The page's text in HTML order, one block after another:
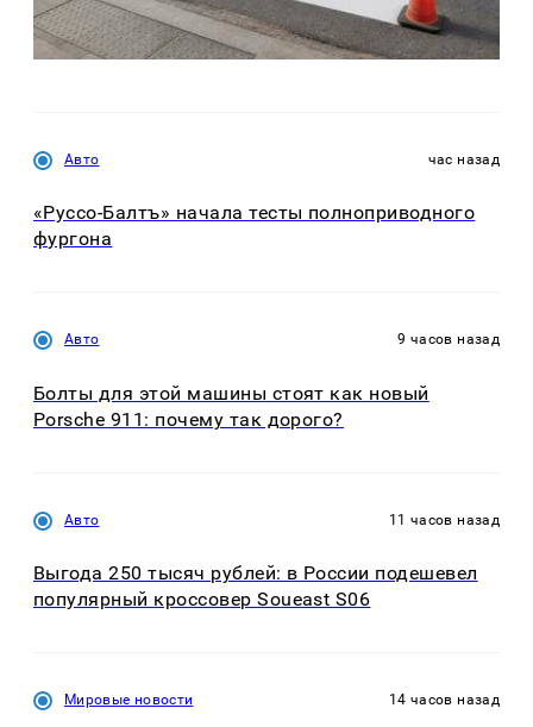
Авто час назад
«Руссо-Балтъ» начала тесты полноприводного
фургона
Авто 9 часов назад
Болты для этой машины стоят как новый
Porsche 911: почему так дорого?
Авто 11 часов назад
Выгода 250 тысяч рублей: в России подешевел
популярный кроссовер Soueast S06
Мировые новости 14 часов назад